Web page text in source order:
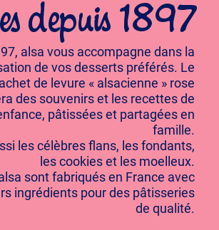
depuis 1897
alsa vous accompagne dans la
de vos desserts préférés. Le
de levure « alsacienne » rose
des souvenirs et les recettes de
pâtissées et partagées en
famille.
les célèbres flans, les fondants,
les cookies et les moelleux.
sont fabriqués en France avec
ingrédients pour des pâtisseries
de qualité.